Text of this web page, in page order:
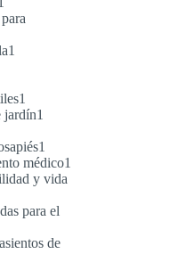
producto
1
1
producto
jardín1
1
producto
médico1
y vida
para el
de